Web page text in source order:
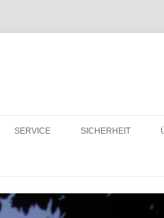
SERVICE SICHERHEIT